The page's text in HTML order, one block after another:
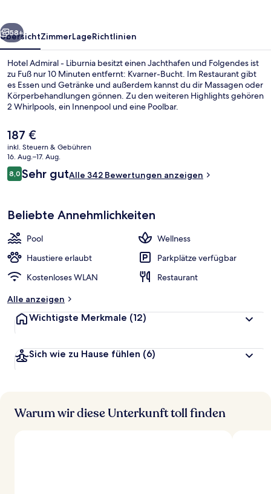
Weiter
58+
ÜbersichtZimmerLageRichtlinien
Hotel Admiral - Liburnia besitzt einen Jachthafen und Folgendes ist
zu Fuß nur 10 Minuten entfernt: Kvarner-Bucht. Im Restaurant gibt
es Essen und Getränke und außerdem kannst du dir Massagen oder
Körperbehandlungen gönnen. Zu den weiteren Highlights gehören
2 Whirlpools, ein Innenpool und eine Poolbar.
Der
aktuelle
Preis
beträgt
187 €.
187 €
inkl. Steuern & Gebühren
16. Aug.–17. Aug.
Bewertungen
8,08,0 von 10.
Sehr gutAlle 342 Bewertungen anzeigen
Beliebte Annehmlichkeiten
Pool
Wellness
Haustiere erlaubt
Parkplätze verfügbar
Kostenloses WLAN
Restaurant
Alle anzeigen
Wichtigste Merkmale (12)
Sich wie zu Hause fühlen (6)
Warum wir diese Unterkunft toll finden